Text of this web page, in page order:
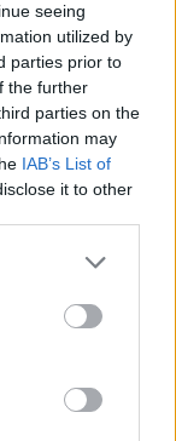
seeing
utilized by
parties prior to
the further
parties on the
may
IAB’s List of
it to other
more Google
may click to
party tags to
below Google
predijo la